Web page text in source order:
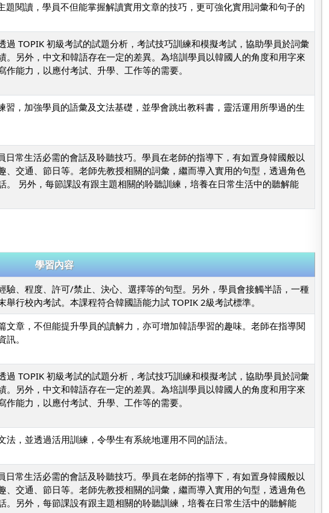
閱讀，學員不但能掌握解讀實用文章的技巧，更可強化實用詞彙和句子的
TOPIK 初級考試的試題分析，考試技巧訓練和模擬考試，協助學員於詞彙
另外，中文和韓語存在一定的差異。為培訓學員以韓國人的角度和用字來
能力，以應付考試、升學、工作等的需要。
，加強學員的語彙及文法基礎，並學會跳出教科書，靈活運用所學過的生
常生活必需的會話及聆聽技巧。學員在老師的指導下，有如置身韓國般以
交通、節日等。老師先教授相關的詞彙，繼而導入實用的句型，透過角色
另外，每節課設有跟主題相關的聆聽訓練，培養在日常生活中的聽解能
學習內容
驗、程度、許可/禁止、決心、選擇等的句型。另外，學員會接觸半語，一種
行校內考試。本課程符合韓國語能力試 TOPIK 2級考試標準。
章，不但能提升學員的讀解力，亦可增加韓語學習的趣味。老師在指導閱
。
TOPIK 初級考試的試題分析，考試技巧訓練和模擬考試，協助學員於詞彙
另外，中文和韓語存在一定的差異。為培訓學員以韓國人的角度和用字來
能力，以應付考試、升學、工作等的需要。
，並透過活用訓練，令學生有系統地運用不同的語法。
常生活必需的會話及聆聽技巧。學員在老師的指導下，有如置身韓國般以
交通、節日等。老師先教授相關的詞彙，繼而導入實用的句型，透過角色
另外，每節課設有跟主題相關的聆聽訓練，培養在日常生活中的聽解能